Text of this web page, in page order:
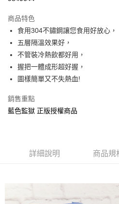
Apple Pay
街口支付
悠遊付
AFTEE先享後付
相關說明
AFTEE先享後付是「在收到商品之後才付
３．安心：先確認商品／服務後，再付款
結帳頁面，進行簡訊認證並確認金額後，
３．收到繳費通知簡訊後14天內，點擊此
ATM付款
全家付款取貨
付款後全家取貨
每筆NT$60，滿NT$499(含以上)免
商品特色
食用304不鏽鋼讓您食用好放心，
五層隔溫效果好，
不管裝冷熱飲都好用，
握把一體成形超好握，
圖樣簡單又不失熱血!
銷售重點
藍色監獄 正版授權商品
詳細說明 商品規